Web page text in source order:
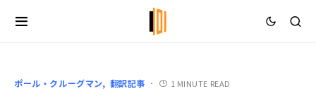
ポール・クルーグマン 翻訳記事 1 MINUTE READ